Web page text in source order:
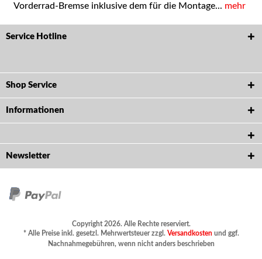
Vorderrad-Bremse inklusive dem für die Montage... mehr
Service Hotline
Shop Service
Informationen
Newsletter
Copyright 2026. Alle Rechte reserviert.
* Alle Preise inkl. gesetzl. Mehrwertsteuer zzgl. Versandkostenund ggf.
Nachnahmegebühren, wenn nicht anders beschrieben